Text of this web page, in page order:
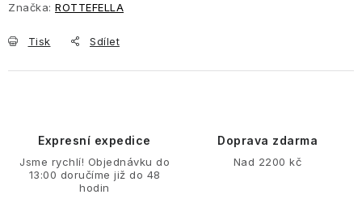
Značka: ROTTEFELLA
Tisk Sdílet
Expresní expedice
Jsme rychlí! Objednávku do
13:00 doručíme již do 48
hodin
Doprava zdarma
Nad 2200 kč